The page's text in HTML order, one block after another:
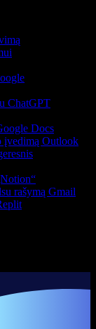
ChatGPT
Docs
įvedimą Outlook
rašymą Gmail